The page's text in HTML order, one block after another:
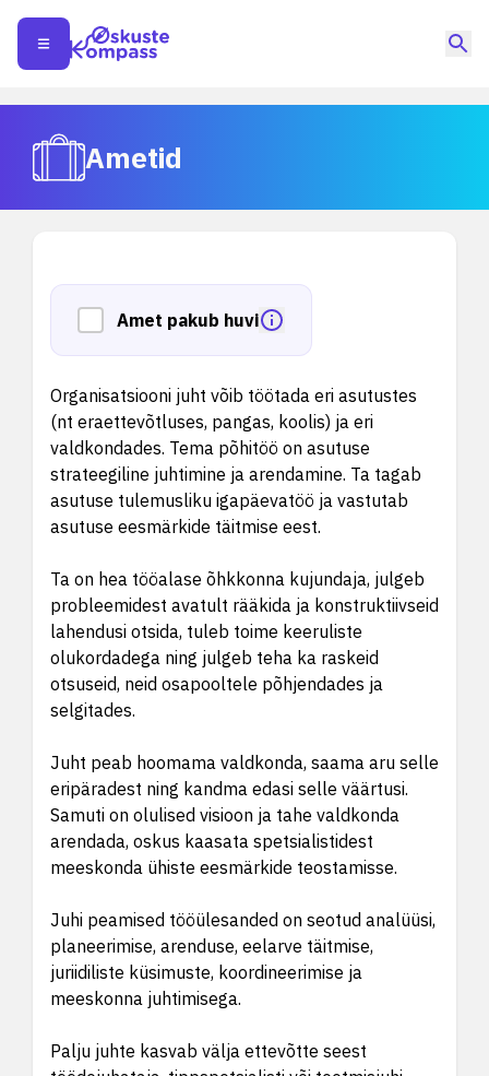
Ametid
Amet pakub huvi
Organisatsiooni juht võib töötada eri asutustes
(nt eraettevõtluses, pangas, koolis) ja eri
valdkondades. Tema põhitöö on asutuse
strateegiline juhtimine ja arendamine. Ta tagab
asutuse tulemusliku igapäevatöö ja vastutab
asutuse eesmärkide täitmise eest.
Ta on hea tööalase õhkkonna kujundaja, julgeb
probleemidest avatult rääkida ja konstruktiivseid
lahendusi otsida, tuleb toime keeruliste
olukordadega ning julgeb teha ka raskeid
otsuseid, neid osapooltele põhjendades ja
selgitades.
Juht peab hoomama valdkonda, saama aru selle
eripäradest ning kandma edasi selle väärtusi.
Samuti on olulised visioon ja tahe valdkonda
arendada, oskus kaasata spetsialistidest
meeskonda ühiste eesmärkide teostamisse.
Juhi peamised tööülesanded on seotud analüüsi,
planeerimise, arenduse, eelarve täitmise,
juriidiliste küsimuste, koordineerimise ja
meeskonna juhtimisega.
Palju juhte kasvab välja ettevõtte seest